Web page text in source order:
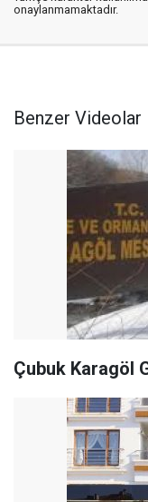
onaylanmamaktadır.
Benzer Videolar
Çubuk Karagöl